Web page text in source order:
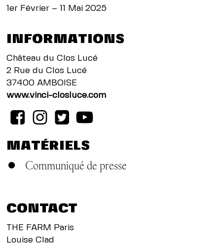
1er Février – 11 Mai 2025
INFORMATIONS
Château du Clos Lucé
2 Rue du Clos Lucé
37400 AMBOISE
www.vinci-closluce.com
MATÉRIELS
Communiqué de presse
CONTACT
THE FARM Paris
Louise Clad